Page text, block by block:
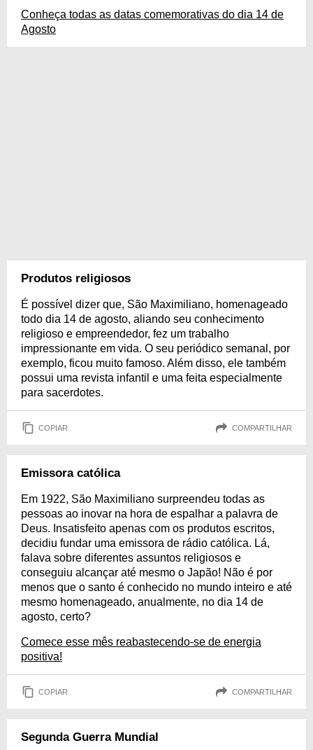
Conheça todas as datas comemorativas do dia 14 de
Agosto
Produtos religiosos
É possível dizer que, São Maximiliano, homenageado
todo dia 14 de agosto, aliando seu conhecimento
religioso e empreendedor, fez um trabalho
impressionante em vida. O seu periódico semanal, por
exemplo, ficou muito famoso. Além disso, ele também
possui uma revista infantil e uma feita especialmente
para sacerdotes.
COPIAR COMPARTILHAR
Emissora católica
Em 1922, São Maximiliano surpreendeu todas as
pessoas ao inovar na hora de espalhar a palavra de
Deus. Insatisfeito apenas com os produtos escritos,
decidiu fundar uma emissora de rádio católica. Lá,
falava sobre diferentes assuntos religiosos e
conseguiu alcançar até mesmo o Japão! Não é por
menos que o santo é conhecido no mundo inteiro e até
mesmo homenageado, anualmente, no dia 14 de
agosto, certo?
Comece esse mês reabastecendo-se de energia
positiva!
COPIAR COMPARTILHAR
Segunda Guerra Mundial